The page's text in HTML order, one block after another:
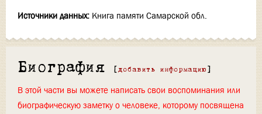
Источники данных: Книга памяти Самарской обл.
Биография [ добавить информацию ]
В этой части вы можете написать свои воспоминания или
биографическую заметку о человеке, которому посвящена